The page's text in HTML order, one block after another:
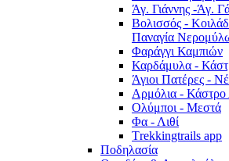
Άγ. Γιάννης -Άγ.
Βολισσός -
Παναγία
Φαράγγι Καμπιών
Καρδάμυλα -
Άγιοι Πατέρες -
Αρμόλια - Κάστρο
Ολύμποι - Μεστά
Φα - Λιθί
Τrekkingtrails app
Ποδηλασία